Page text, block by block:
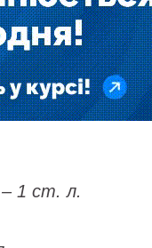
1 ст. л.